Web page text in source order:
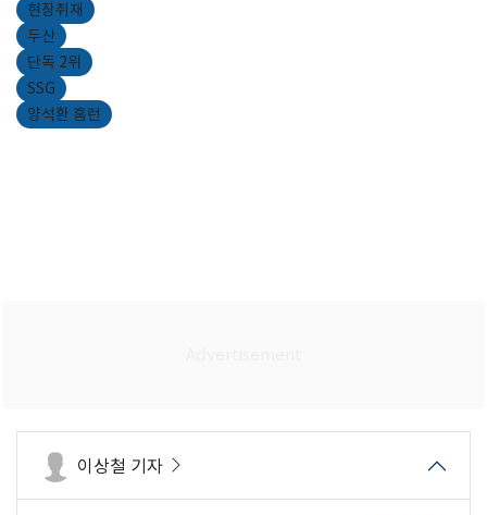
현장취재
두산
단독 2위
SSG
양석환 홈런
이상철 기자